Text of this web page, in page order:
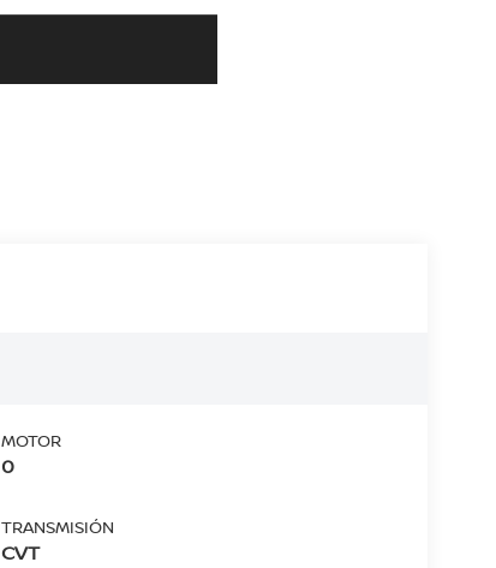
MOTOR
0
TRANSMISIÓN
CVT